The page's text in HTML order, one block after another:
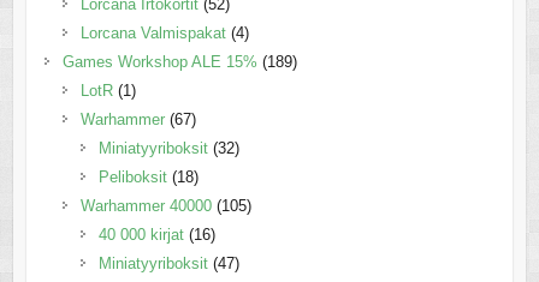
Lorcana Irtokortit (52)
Lorcana Valmispakat (4)
Games Workshop ALE 15% (189)
LotR (1)
Warhammer (67)
Miniatyyriboksit (32)
Peliboksit (18)
Warhammer 40000 (105)
40 000 kirjat (16)
Miniatyyriboksit (47)